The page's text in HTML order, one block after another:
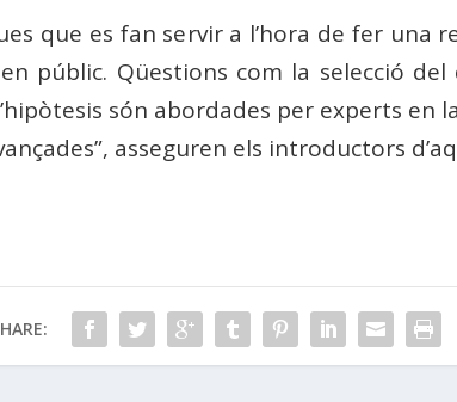
que es fan servir a l’hora de fer una
públic. Qüestions com la selecció
són abordades per experts en
asseguren els introductors